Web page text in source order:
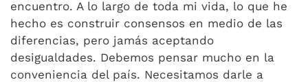
encuentro. A lo largo de toda mi vida, lo que he
hecho es construir consensos en medio de las
diferencias, pero jamás aceptando
desigualdades. Debemos pensar mucho en la
conveniencia del país. Necesitamos darle a